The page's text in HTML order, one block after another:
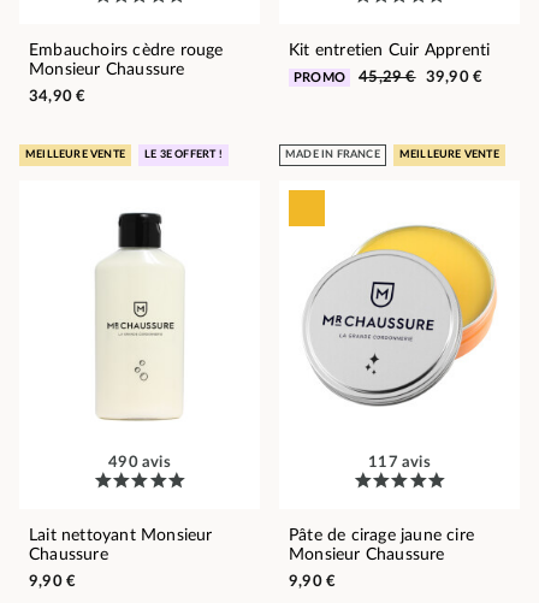
Embauchoirs cèdre rouge
Monsieur Chaussure
34,90 €
Kit entretien Cuir Apprenti
PROMO 45,29 € 39,90 €
MEILLEURE VENTE LE 3E OFFERT !
490 avis
Lait nettoyant Monsieur
Chaussure
9,90 €
MADE IN FRANCE MEILLEURE VENTE
117 avis
Pâte de cirage jaune cire
Monsieur Chaussure
9,90 €